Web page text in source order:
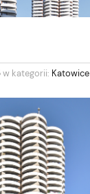
w kategorii: Katowice